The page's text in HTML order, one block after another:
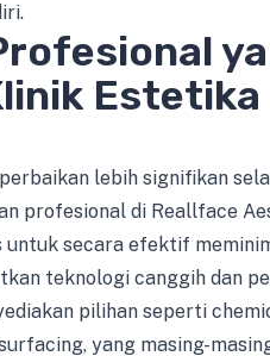
Estetika
lebih signifikan
profesional di Reallface
secara efektif
teknologi canggih dan
pilihan seperti
yang masing-